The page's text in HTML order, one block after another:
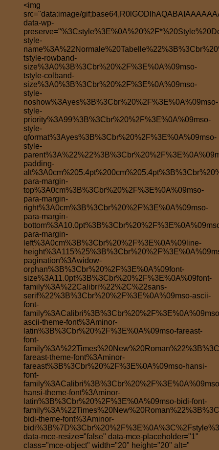
<img
src="data:image/
data-wp-
style-
tstyle-rowband-
size%3A0%3B%3Cbr%20%2F%3E%0A%09mso-
tstyle-colband-
size%3A0%3B%3Cbr%20%2F%3E%0A%09mso-
style-
noshow%3Ayes%3B%3Cbr%20%2F%3E%0A%09mso-
style-
priority%3A99%3B%3Cbr%20%2F%3E%0A%09mso-
style-
qformat%3Ayes%3B%3Cbr%20%2F%3E%0A%09mso-
style-
padding-
para-margin-
top%3A0cm%3B%3Cbr%20%2F%3E%0A%09mso-
para-margin-
right%3A0cm%3B%3Cbr%20%2F%3E%0A%09mso-
para-margin-
para-margin-
left%3A0cm%3B%3Cbr%20%2F%3E%0A%09line-
pagination%3Awidow-
orphan%3B%3Cbr%20%2F%3E%0A%09font-
size%3A11.0pt%3B%3Cbr%20%2F%3E%0A%09font-
family%3A%22Calibri%22%2C%22sans-
serif%22%3B%3Cbr%20%2F%3E%0A%09mso-ascii-
font-
ascii-theme-font%3Aminor-
latin%3B%3Cbr%20%2F%3E%0A%09mso-fareast-
font-
fareast-theme-font%3Aminor-
fareast%3B%3Cbr%20%2F%3E%0A%09mso-hansi-
font-
hansi-theme-font%3Aminor-
latin%3B%3Cbr%20%2F%3E%0A%09mso-bidi-font-
bidi-theme-font%3Aminor-
data-mce-resize="false" data-mce-placeholder="1"
class="mce-object" width="20" height="20" alt="